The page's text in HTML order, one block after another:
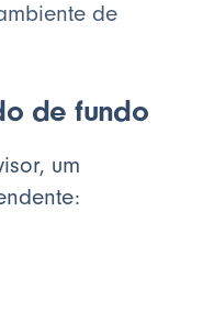
de
de fundo
um